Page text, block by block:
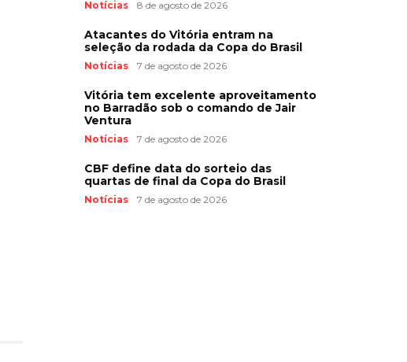
Notícias 8 de agosto de 2026
Atacantes do Vitória entram na
seleção da rodada da Copa do Brasil
Notícias 7 de agosto de 2026
Vitória tem excelente aproveitamento
no Barradão sob o comando de Jair
Ventura
Notícias 7 de agosto de 2026
CBF define data do sorteio das
quartas de final da Copa do Brasil
Notícias 7 de agosto de 2026